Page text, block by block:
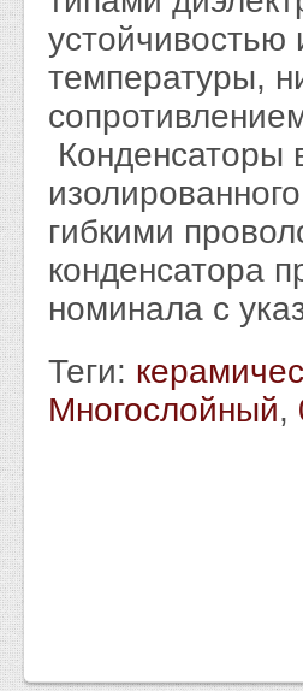
устойчивостью
температуры,
Конденсаторы
гибкими
конденсатора
номинала с
Теги:
Многослойный,